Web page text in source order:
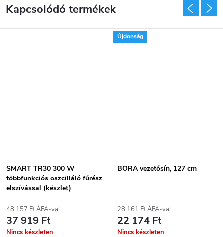
Kapcsolódó termékek
SMART TR30 300 W
többfunkciós oszcilláló fűrész
elszívással (készlet)
48 157 Ft ÁFA-val
37 919 Ft
Nincs készleten
Újdonság
BORA vezetősín, 127 cm
28 161 Ft ÁFA-val
22 174 Ft
Nincs készleten